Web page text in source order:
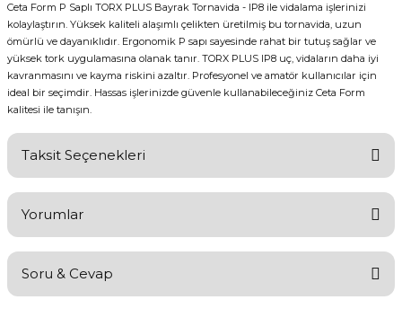
Ceta Form P Saplı TORX PLUS Bayrak Tornavida - IP8 ile vidalama işlerinizi
kolaylaştırın. Yüksek kaliteli alaşımlı çelikten üretilmiş bu tornavida, uzun
ömürlü ve dayanıklıdır. Ergonomik P sapı sayesinde rahat bir tutuş sağlar ve
yüksek tork uygulamasına olanak tanır. TORX PLUS IP8 uç, vidaların daha iyi
kavranmasını ve kayma riskini azaltır. Profesyonel ve amatör kullanıcılar için
ideal bir seçimdir. Hassas işlerinizde güvenle kullanabileceğiniz Ceta Form
kalitesi ile tanışın.
Taksit Seçenekleri
Yorumlar
Soru & Cevap